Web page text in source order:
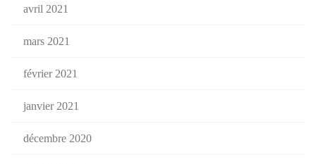
avril 2021
mars 2021
février 2021
janvier 2021
décembre 2020